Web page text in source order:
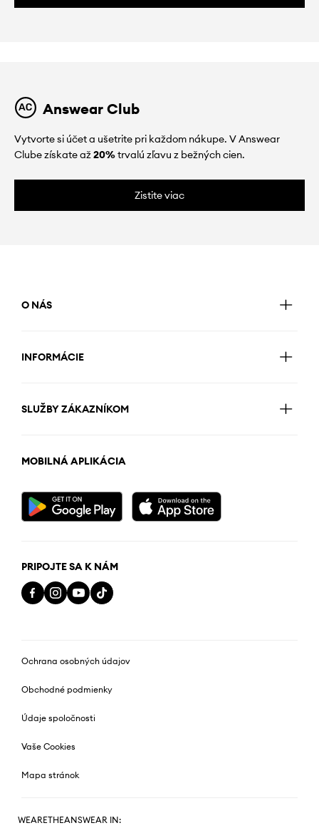
Answear Club
Vytvorte si účet a ušetrite pri každom nákupe. V Answear
Clube získate až20%trvalú zľavu z bežných cien.
Zistite viac
O NÁS
INFORMÁCIE
SLUŽBY ZÁKAZNÍKOM
MOBILNÁ APLIKÁCIA
PRIPOJTE SA K NÁM
Ochrana osobných údajov
Obchodné podmienky
Údaje spoločnosti
Vaše Cookies
Mapa stránok
WEARETHEANSWEAR IN: